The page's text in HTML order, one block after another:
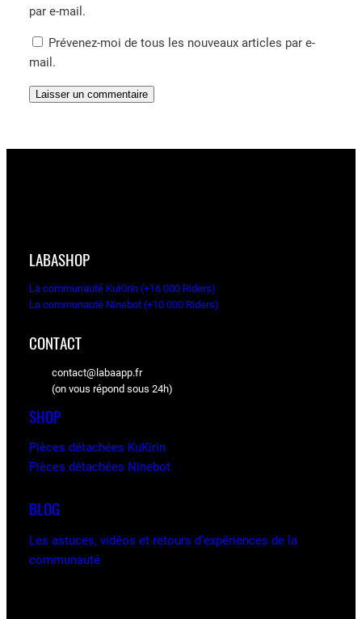
par e-mail.
Prévenez-moi de tous les nouveaux articles par e-
mail.
LABASHOP
La communauté KuKirin (+16 000 Riders)
La communauté Ninebot (+10 000 Riders)
CONTACT
contact@labaapp.fr
(on vous répond sous 24h)
SHOP
Pièces détachées KuKirin
Pièces détachées Ninebot
BLOG
Les astuces, vidéos et retours d’expériences de la
communauté